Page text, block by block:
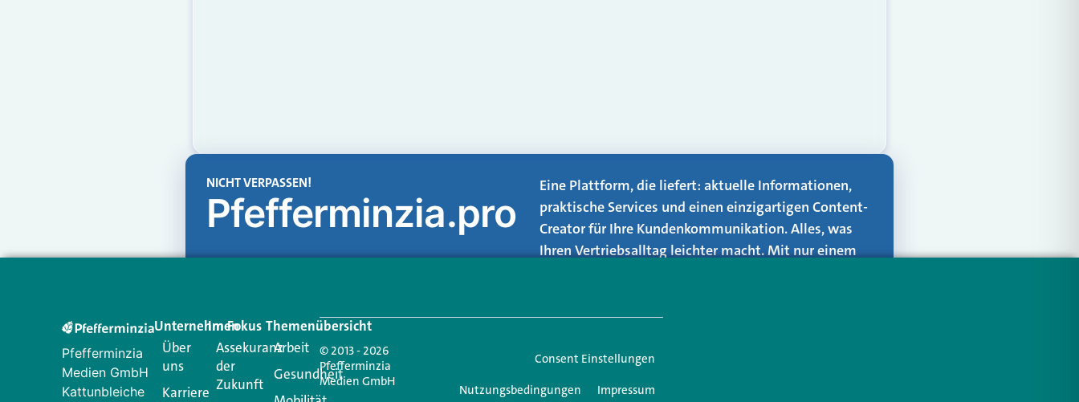
NICHT VERPASSEN!
Pfefferminzia.pro
Eine Plattform, die liefert: aktuelle Informationen,
praktische Services und einen einzigartigen Content-
Creator für Ihre Kundenkommunikation. Alles, was
Ihren Vertriebsalltag leichter macht. Mit nur einem
Pfefferminzia
Medien GmbH
Kattunbleiche
Unternehmen
Über
uns
Karriere
Im Fokus
Assekuranz
der
Zukunft
Themenübersicht
Arbeit
Gesundheit
© 2013 - 2026
Pfefferminzia
Medien GmbH
Consent Einstellungen
Nutzungsbedingungen
Impressum